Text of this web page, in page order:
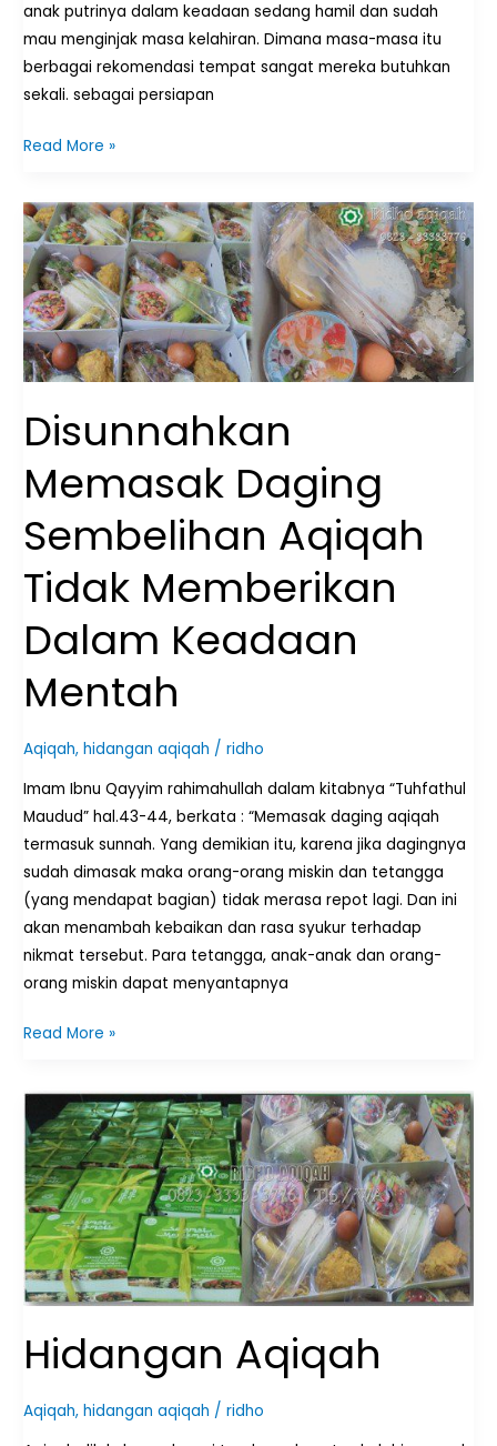
anak putrinya dalam keadaan sedang hamil dan sudah
mau menginjak masa kelahiran. Dimana masa-masa itu
berbagai rekomendasi tempat sangat mereka butuhkan
sekali. sebagai persiapan
Read More »
Disunnahkan
Memasak Daging
Sembelihan Aqiqah
Tidak Memberikan
Dalam Keadaan
Mentah
Aqiqah,hidangan aqiqah /ridho
Imam Ibnu Qayyim rahimahullah dalam kitabnya “Tuhfathul
Maudud” hal.43-44, berkata : “Memasak daging aqiqah
termasuk sunnah. Yang demikian itu, karena jika dagingnya
sudah dimasak maka orang-orang miskin dan tetangga
(yang mendapat bagian) tidak merasa repot lagi. Dan ini
akan menambah kebaikan dan rasa syukur terhadap
nikmat tersebut. Para tetangga, anak-anak dan orang-
orang miskin dapat menyantapnya
Disunnahkan
Memasak
Daging
Sembelihan
Aqiqah
Tidak
Memberikan
Dalam
Keadaan
Mentah
Read More »
Hidangan Aqiqah
Aqiqah,hidangan aqiqah /ridho
Hidangan
Aqiqah